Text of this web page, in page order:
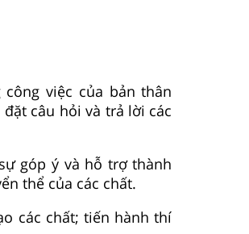
việc của bản thân
câu hỏi và trả lời các
góp ý và hỗ trợ thành
thể của các chất.
các chất; tiến hành thí